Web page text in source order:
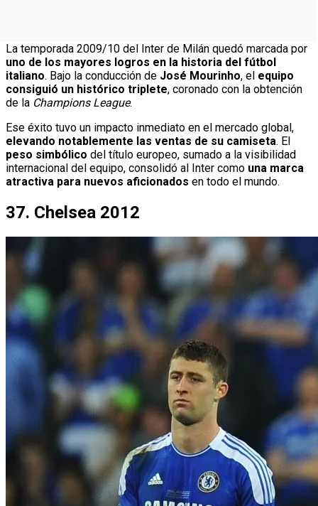
La temporada 2009/10 del Inter de Milán quedó marcada por
uno de los mayores logros en la historia del fútbol
italiano. Bajo la conducción de José Mourinho, el equipo
consiguió un histórico triplete, coronado con la obtención
de la Champions League.
Ese éxito tuvo un impacto inmediato en el mercado global,
elevando notablemente las ventas de su camiseta. El
peso simbólico del título europeo, sumado a la visibilidad
internacional del equipo, consolidó al Inter como una marca
atractiva para nuevos aficionados en todo el mundo.
37. Chelsea 2012